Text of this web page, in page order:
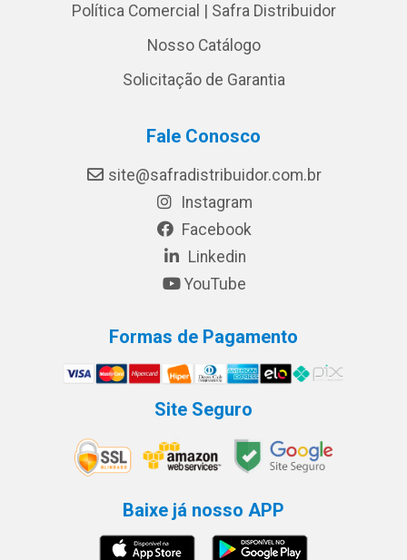
Política Comercial | Safra Distribuidor
Nosso Catálogo
Solicitação de Garantia
Fale Conosco
site@safradistribuidor.com.br
Instagram
Facebook
Linkedin
YouTube
Formas de Pagamento
Site Seguro
Baixe já nosso APP